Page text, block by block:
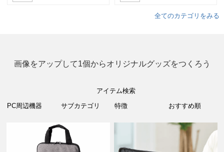
全てのカテゴリをみる
画像をアップして1個からオリジナルグッズをつくろう
アイテム検索